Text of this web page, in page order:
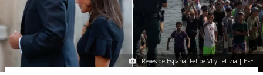
Reyes de España: Felipe VI y Letizia | EFE